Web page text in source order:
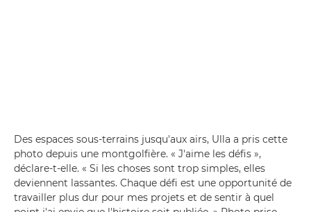
Des espaces sous-terrains jusqu'aux airs, Ulla a pris cette
photo depuis une montgolfière. « J'aime les défis »,
déclare-t-elle. « Si les choses sont trop simples, elles
deviennent lassantes. Chaque défi est une opportunité de
travailler plus dur pour mes projets et de sentir à quel